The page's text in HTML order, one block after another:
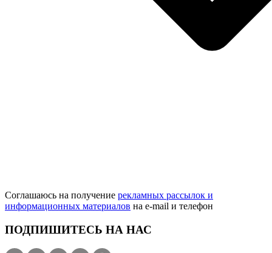
Соглашаюсь на получение рекламных рассылок и
информационных материалов на e‑mail и телефон
ПОДПИШИТЕСЬ НА НАС